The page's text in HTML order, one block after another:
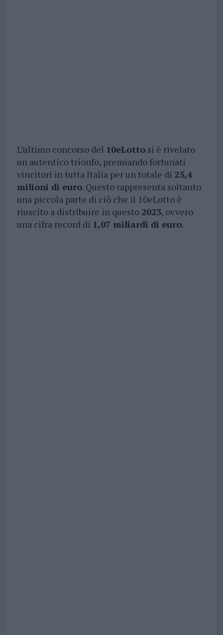
L’ultimo concorso del 10eLottosi è rivelato
un autentico trionfo, premiando fortunati
vincitori in tutta Italia per un totale di 25,4
milioni di euro. Questo rappresenta soltanto
una piccola parte di ciò che il 10eLotto è
riuscito a distribuire in questo 2023, ovvero
una cifra record di 1,07 miliardi di euro.